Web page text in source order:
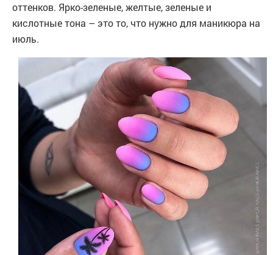
оттенков. Ярко-зеленые, желтые, зеленые и
кислотные тона – это то, что нужно для маникюра на
июль.